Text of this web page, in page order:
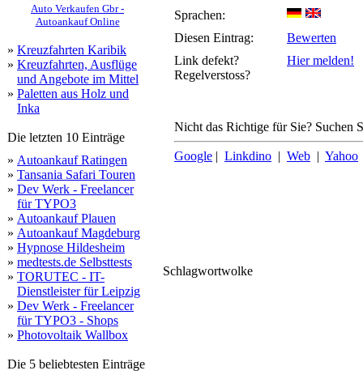
Auto Verkaufen Gbr -
Autoankauf Online
» Kreuzfahrten Karibik
» Kreuzfahrten, Ausflüge
und Angebote im Mittel
» Paletten aus Holz und
Inka
Die letzten 10 Einträge
» Autoankauf Ratingen
» Tansania Safari Touren
» Dev Werk - Freelancer
für TYPO3
» Autoankauf Plauen
» Autoankauf Magdeburg
» Hypnose Hildesheim
» medtests.de Selbsttests
» TORUTEC - IT-
Dienstleister für Leipzig
» Dev Werk - Freelancer
für TYPO3 - Shops
» Photovoltaik Wallbox
Die 5 beliebtesten Einträge
Sprachen:
Diesen Eintrag:
Bewerten
Link defekt?
Regelverstoss?
Hier melden!
Nicht das Richtige für Sie? Suchen
Google | Linkdino | Web | Yahoo
Schlagwortwolke